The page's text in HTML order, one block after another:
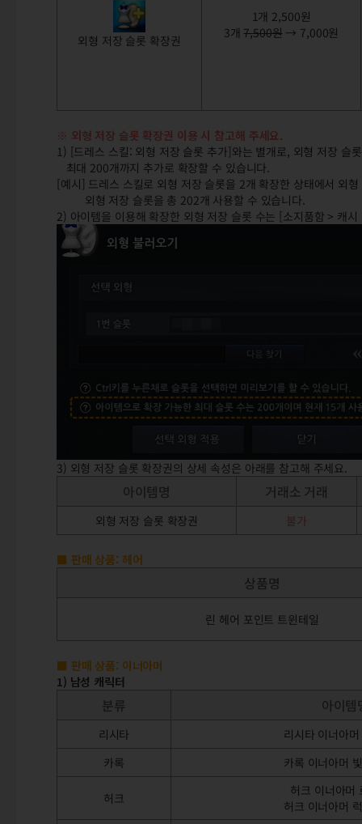
외형 저장 슬롯 확장권
1개 2,500원
3개7,500원 → 7,000원
※ 외형 저장 슬롯 확장권 이용 시 참고해 주세요.
1) [드레스 스킬: 외형 저장 슬롯 추가]와는 별개로, 외형 저장 슬
최대 200개까지 추가로 확장할 수 있습니다.
[예시] 드레스 스킬로 외형 저장 슬롯을 2개 확장한 상태에서 외
외형 저장 슬롯을 총 202개 사용할 수 있습니다.
2) 아이템을 이용해 확장한 외형 저장 슬롯 수는 [소지품함 > 캐
3) 외형 저장 슬롯 확장권의 상세 속성은 아래를 참고해 주세요.
아이템명 거래소 거래
외형 저장 슬롯 확장권 불가
■ 판매 상품: 헤어
상품명
린 헤어 포인트 트윈테일
■ 판매 상품: 이너아머
1) 남성 캐릭터
분류 아이템
리시타
리시타 이너아
카록
카록 이너아머
허크
허크 이너아머
허크 이너아머